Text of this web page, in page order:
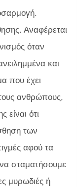
Αναφέρεται
όταν
και
που έχει
τους ανθρώπους,
είναι ότι
των
αφού τα
σταματήσουμε
μυρωδιές ή